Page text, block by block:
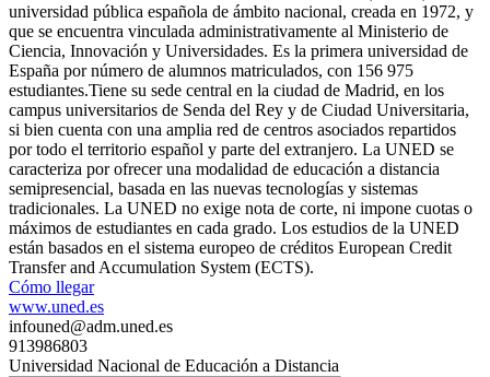
universidad pública española de ámbito nacional, creada en 1972, y
que se encuentra vinculada administrativamente al Ministerio de
Ciencia, Innovación y Universidades.​ Es la primera universidad de
España por número de alumnos matriculados, con 156 975
estudiantes.​ Tiene su sede central en la ciudad de Madrid, en los
campus universitarios de Senda del Rey y de Ciudad Universitaria,
si bien cuenta con una amplia red de centros asociados repartidos
por todo el territorio español y parte del extranjero. La UNED se
caracteriza por ofrecer una modalidad de educación a distancia
semipresencial, basada en las nuevas tecnologías y sistemas
tradicionales. La UNED no exige nota de corte, ni impone cuotas o
máximos de estudiantes en cada grado. Los estudios de la UNED
están basados en el sistema europeo de créditos European Credit
Transfer and Accumulation System (ECTS).
Cómo llegar
www.uned.es
infouned@adm.uned.es
913986803
Universidad Nacional de Educación a Distancia